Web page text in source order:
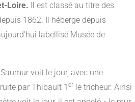
Loire. Il est classé au titre des
1862. Il héberge depuis
labellisé Musée de
voit le jour, avec une
par Thibault 1 er le tricheur. Ainsi